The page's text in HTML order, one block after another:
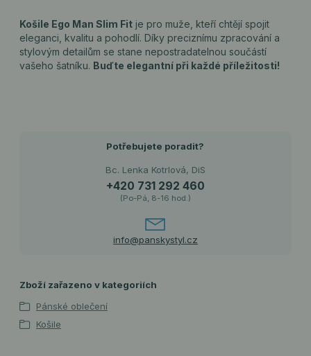
Košile Ego Man Slim Fit je pro muže, kteří chtějí spojit
eleganci, kvalitu a pohodlí. Díky preciznímu zpracování a
stylovým detailům se stane nepostradatelnou součástí
vašeho šatníku. Buďte elegantní při každé příležitosti!
Potřebujete poradit?
Bc. Lenka Kotrlová, DiS
+420 731 292 460
(Po-Pá, 8-16 hod.)
info@panskystyl.cz
Zboží zařazeno v kategoriích
Pánské oblečení
Košile